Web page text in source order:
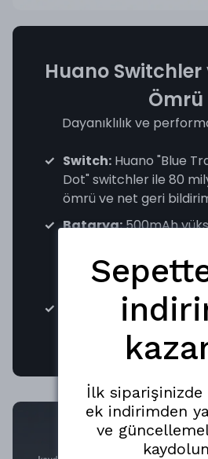
Huano Switchler
Ömrü
Dayanıklılık ve
Switch: Huano "Blue
Dot" switchler ile 80
ömrü ve net geri
Batarya:500mAh
pil ve optimize edilmiş
saate varan (1K
kullanım.
TTC Gold
İlk
ek indirimden
ve
kaydolun